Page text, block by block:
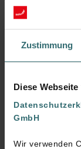
Zustimmung
Diese
GmbH
Wir verwenden